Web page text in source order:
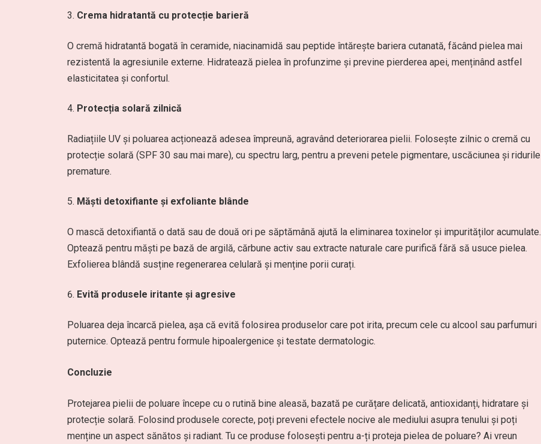
Crema hidratantă cu protecție barieră
O cremă hidratantă bogată în ceramide, niacinamidă sau peptide întărește bariera cutanată, făcând pielea mai
rezistentă la agresiunile externe. Hidratează pielea în profunzime și previne pierderea apei, menținând astfel
elasticitatea și confortul.
Protecția solară zilnică
Radiațiile UV și poluarea acționează adesea împreună, agravând deteriorarea pielii. Folosește zilnic o cremă cu
protecție solară (SPF 30 sau mai mare), cu spectru larg, pentru a preveni petele pigmentare, uscăciunea și ridurile
premature.
Măști detoxifiante și exfoliante blânde
O mască detoxifiantă o dată sau de două ori pe săptămână ajută la eliminarea toxinelor și impurităților acumulate.
Optează pentru măști pe bază de argilă, cărbune activ sau extracte naturale care purifică fără să usuce pielea.
Exfolierea blândă susține regenerarea celulară și menține porii curați.
Evită produsele iritante și agresive
Poluarea deja încarcă pielea, așa că evită folosirea produselor care pot irita, precum cele cu alcool sau parfumuri
puternice. Optează pentru formule hipoalergenice și testate dermatologic.
Concluzie
Protejarea pielii de poluare începe cu o rutină bine aleasă, bazată pe curățare delicată, antioxidanți, hidratare și
protecție solară. Folosind produsele corecte, poți preveni efectele nocive ale mediului asupra tenului și poți
menține un aspect sănătos și radiant. Tu ce produse folosești pentru a-ți proteja pielea de poluare? Ai vreun